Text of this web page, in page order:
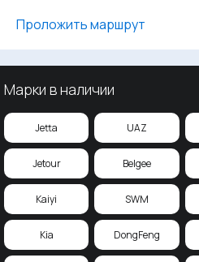
Проложить маршрут
Марки в наличии
Jetta UAZ
Jetour Belgee
Kaiyi SWM
Kia DongFeng